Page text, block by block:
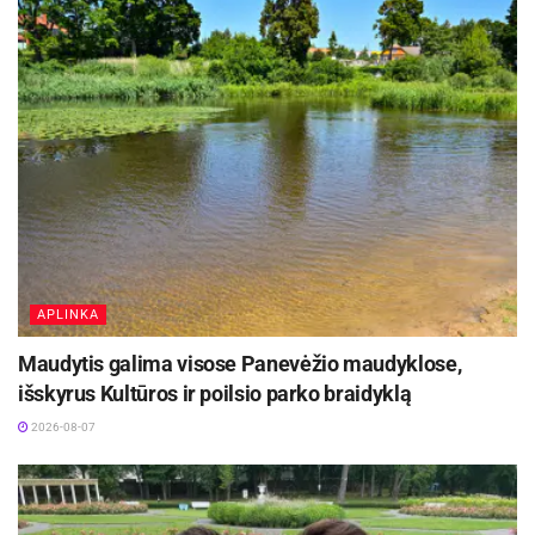
Rūta Meilutytė, foto Rokas Darulis
Gelbėti galima tik ištyrus
Mokslininkas, ichtiologas, fondo „Nemunas 2.0“
APLINKA
Maudytis galima visose Panevėžio maudyklose,
išskyrus Kultūros ir poilsio parko braidyklą
2026-08-07